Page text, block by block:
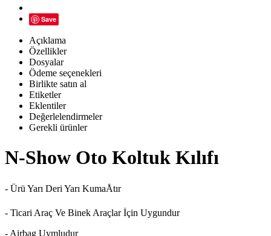
Save
Açıklama
Özellikler
Dosyalar
Ödeme seçenekleri
Birlikte satın al
Etiketler
Eklentiler
Değerlelendirmeler
Gerekli ürünler
N-Show Oto Koltuk Kılıfı
- Ürü Yarı Deri Yarı KumaÅtır
- Ticari Araç Ve Binek Araçlar İçin Uygundur
- Airbag Uymludur